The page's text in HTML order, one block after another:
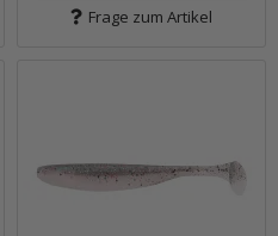
Frage zum Artikel